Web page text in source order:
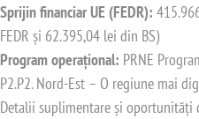
Sprijin financiar UE (FEDR):
FEDR și 62.395,04 lei din BS)
Program operațional: PRNE
P2.P2. Nord-Est – O regiune mai
Detalii suplimentare și oportunități